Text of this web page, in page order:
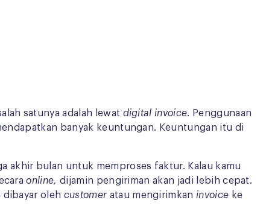
satunya adalah lewat digital invoice. Penggunaan
banyak keuntungan. Keuntungan itu di
akhir bulan untuk memproses faktur. Kalau kamu
online, dijamin pengiriman akan jadi lebih cepat.
dibayar oleh customer atau mengirimkan invoice ke